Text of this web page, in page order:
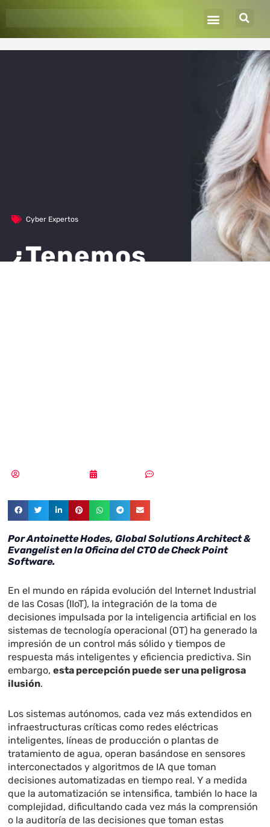
Cyber Expertos
¿Tenemos
Por Antoinette Hodes, Global Solutions Architect &
Evangelist en la Oficina del CTO de Check Point
Software.
En el mundo en rápida evolución del Internet Industrial
de las Cosas (IIoT), la integración de la toma de
decisiones impulsada por la inteligencia artificial en los
sistemas de tecnología operacional (OT) ha generado la
impresión de un control más sólido y tiempos de
respuesta más inteligentes y eficiencia predictiva. Sin
embargo,esta percepción puede ser una peligrosa
ilusión.
Los sistemas autónomos, cada vez más extendidos en
infraestructuras críticas como redes eléctricas
inteligentes, líneas de producción o plantas de
tratamiento de agua, operan basándose en sensores
interconectados y algoritmos de IA que toman
decisiones automatizadas en tiempo real. Y a medida
que la automatización se intensifica, también lo hace la
complejidad, dificultando cada vez más la comprensión
o la auditoría de las decisiones que toman estas